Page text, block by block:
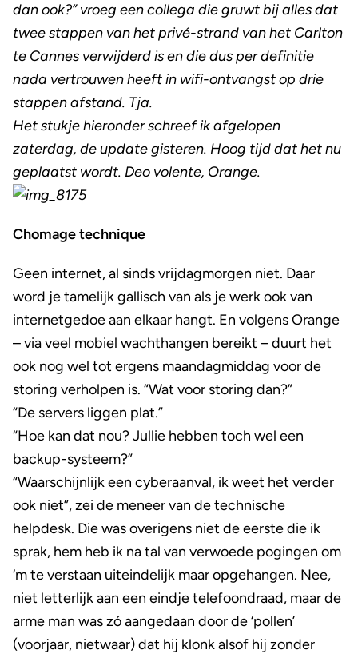
dan ook?” vroeg een collega die gruwt bij alles dat
twee stappen van het privé-strand van het Carlton
te Cannes verwijderd is en die dus per definitie
nada vertrouwen heeft in wifi-ontvangst op drie
stappen afstand. Tja.
Het stukje hieronder schreef ik afgelopen
zaterdag, de update gisteren. Hoog tijd dat het nu
geplaatst wordt. Deo volente, Orange.
Chomage technique
Geen internet, al sinds vrijdagmorgen niet. Daar
word je tamelijk gallisch van als je werk ook van
internetgedoe aan elkaar hangt. En volgens Orange
– via veel mobiel wachthangen bereikt – duurt het
ook nog wel tot ergens maandagmiddag voor de
storing verholpen is. “Wat voor storing dan?”
“De servers liggen plat.”
“Hoe kan dat nou? Jullie hebben toch wel een
backup-systeem?”
“Waarschijnlijk een cyberaanval, ik weet het verder
ook niet”, zei de meneer van de technische
helpdesk. Die was overigens niet de eerste die ik
sprak, hem heb ik na tal van verwoede pogingen om
‘m te verstaan uiteindelijk maar opgehangen. Nee,
niet letterlijk aan een eindje telefoondraad, maar de
arme man was zó aangedaan door de ‘pollen’
(voorjaar, nietwaar) dat hij klonk alsof hij zonder